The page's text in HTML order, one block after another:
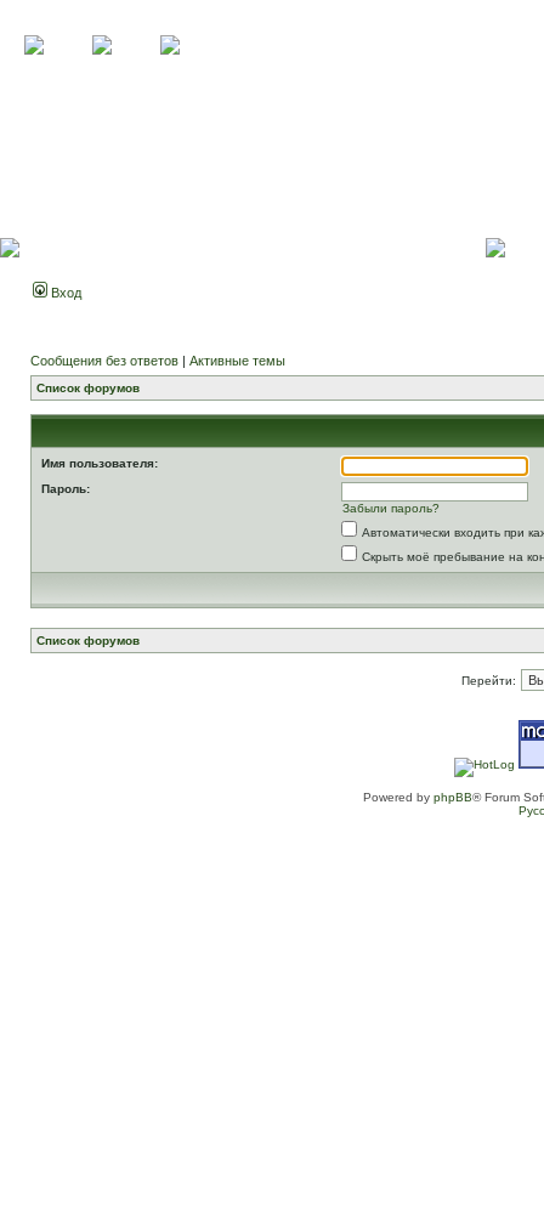
Вход
Сообщения без ответов | Активные темы
Список форумов
Имя пользователя:
Пароль:
Забыли пароль?
Автоматически входить при
Скрыть моё пребывание на
Список форумов
Перейти:
Powered by phpBB® Forum